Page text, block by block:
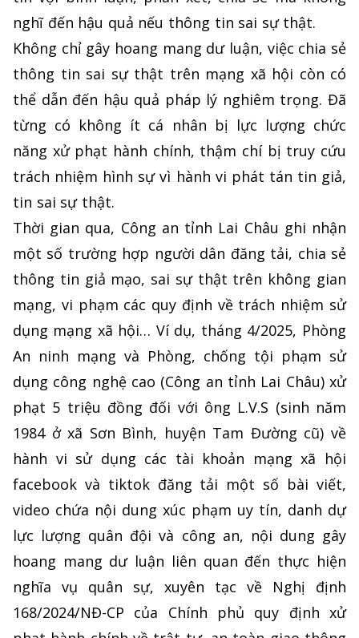
nghĩ đến hậu quả nếu thông tin sai sự thật.
Không chỉ gây hoang mang dư luận, việc chia sẻ
thông tin sai sự thật trên mạng xã hội còn có
thể dẫn đến hậu quả pháp lý nghiêm trọng. Đã
từng có không ít cá nhân bị lực lượng chức
năng xử phạt hành chính, thậm chí bị truy cứu
trách nhiệm hình sự vì hành vi phát tán tin giả,
tin sai sự thật.
Thời gian qua, Công an tỉnh Lai Châu ghi nhận
một số trường hợp người dân đăng tải, chia sẻ
thông tin giả mạo, sai sự thật trên không gian
mạng, vi phạm các quy định về trách nhiệm sử
dụng mạng xã hội… Ví dụ, tháng 4/2025, Phòng
An ninh mạng và Phòng, chống tội phạm sử
dụng công nghệ cao (Công an tỉnh Lai Châu) xử
phạt 5 triệu đồng đối với ông L.V.S (sinh năm
1984 ở xã Sơn Bình, huyện Tam Đường cũ) về
hành vi sử dụng các tài khoản mạng xã hội
facebook và tiktok đăng tải một số bài viết,
video chứa nội dung xúc phạm uy tín, danh dự
lực lượng quân đội và công an, nội dung gây
hoang mang dư luận liên quan đến thực hiện
nghĩa vụ quân sự, xuyên tạc về Nghị định
168/2024/NĐ-CP của Chính phủ quy định xử